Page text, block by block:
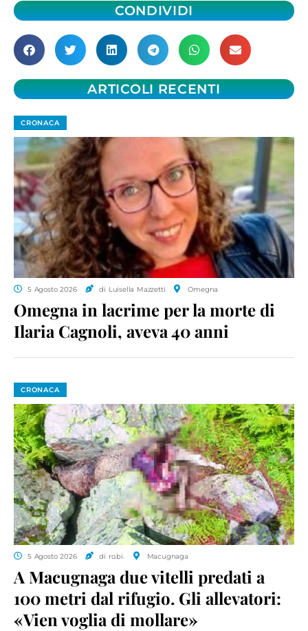
CONDIVIDI
ARTICOLI RECENTI
CRONACA
5 Agosto 2026 di Luisella Mazzetti Omegna
Omegna in lacrime per la morte di
Ilaria Cagnoli, aveva 40 anni
CRONACA
5 Agosto 2026 di ro.bi. Macugnaga
A Macugnaga due vitelli predati a
100 metri dal rifugio. Gli allevatori:
«Vien voglia di mollare»